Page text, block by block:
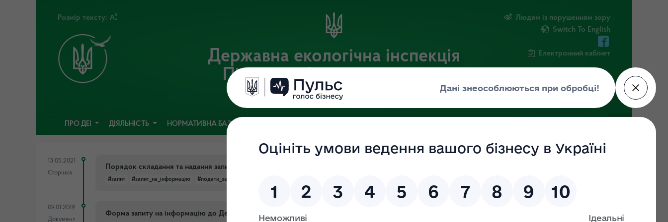
Розмір тексту:
Державна екологічна інспекція
Південно-Західного округу
Офіційний веб-портал Державної екологічної інспекції України
Людям із порушенням зору
Switch To English
Електронний кабінет
ПРО ДЕІ ДІЯЛЬНІСТЬ НОРМАТИВНА БАЗА
13.05.2021
Сторінка
Порядок складання та надання запитів
#запит #запит_на_інформацію #подати_запит
09.01.2019
Документ
Форма запиту на інформацію до Державної екологічної інспекції України